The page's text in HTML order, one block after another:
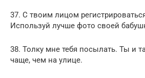
37. С твоим лицом
Используй лучше фото своей
38. Толку мне тебя посылать. Ты и
чаще, чем на улице.